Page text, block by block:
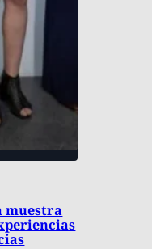
muestra